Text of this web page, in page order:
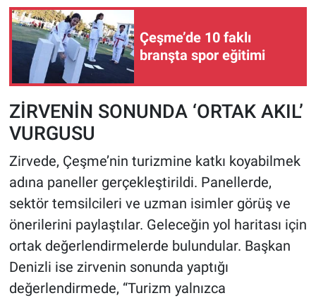
Çeşme’de 10 faklı
branşta spor eğitimi
ZİRVENİN SONUNDA ‘ORTAK AKIL’
VURGUSU
Zirvede, Çeşme’nin turizmine katkı koyabilmek
adına paneller gerçekleştirildi. Panellerde,
sektör temsilcileri ve uzman isimler görüş ve
önerilerini paylaştılar. Geleceğin yol haritası için
ortak değerlendirmelerde bulundular. Başkan
Denizli ise zirvenin sonunda yaptığı
değerlendirmede, “Turizm yalnızca